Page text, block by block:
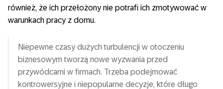
również, że ich przełożony nie potrafi ich zmotywować w
warunkach pracy z domu.
Niepewne czasy dużych turbulencji w otoczeniu
biznesowym tworzą nowe wyzwania przed
przywódcami w firmach. Trzeba podejmować
kontrowersyjne i niepopularne decyzje, które długo